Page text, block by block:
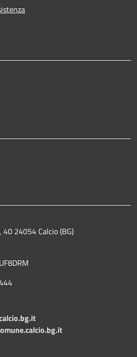
40 24054 Calcio (BG)
UF8DRM